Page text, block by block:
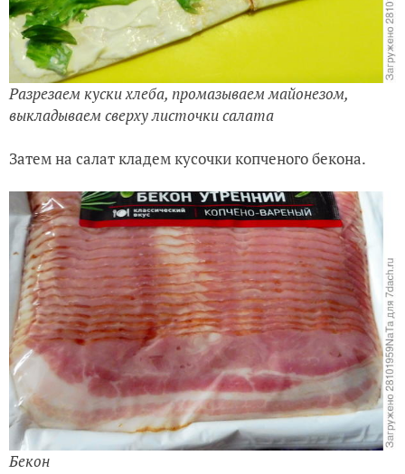
Разрезаем куски хлеба, промазываем майонезом,
выкладываем сверху листочки салата
Затем на салат кладем кусочки копченого бекона.
Бекон